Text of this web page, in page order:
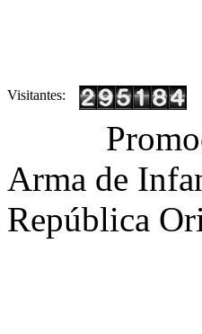
Visitantes:
Arma de
República